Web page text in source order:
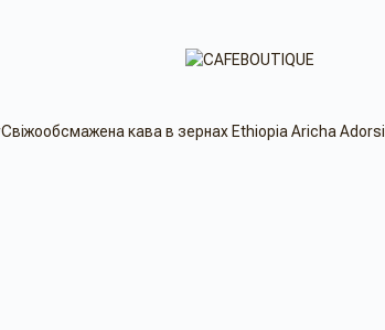
Свіжообсмажена кава в зернах Ethiopia Aricha Adorsi